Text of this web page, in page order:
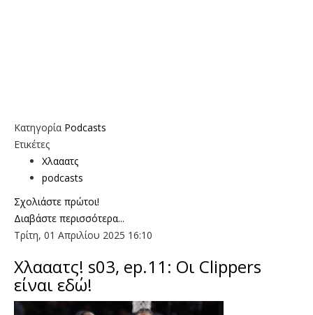
Κατηγορία Podcasts
Ετικέτες
Χλααατς
podcasts
Σχολιάστε πρώτοι!
Διαβάστε περισσότερα...
Τρίτη, 01 Απριλίου 2025 16:10
Χλααατς! s03, ep.11: Οι Clippers
είναι εδώ!